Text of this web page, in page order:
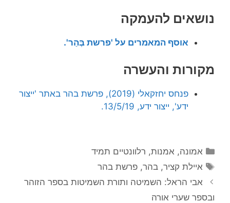
נושאים להעמקה
אוסף המאמרים על 'פרשת בְּהַר'.
מקורות והעשרה
פנחס יחזקאלי (2019), פרשת בהר באתר 'ייצור
ידע', ייצור ידע, 13/5/19.
קטגוריות
אמונה, אמנות, רלוונטיים תמיד
תגיות
איילת קציר,בהר,פרשת בהר
אבי הראל: השמיטה ותורת השמיטות בספר הזוהר
ובספר שערי אורה